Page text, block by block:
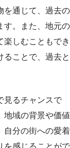
を通じて、過去の
す。また、地元の
楽しむこともでき
ることで、過去と
見るチャンスで
地域の背景や価値
自分の街への愛着
を感じることがで